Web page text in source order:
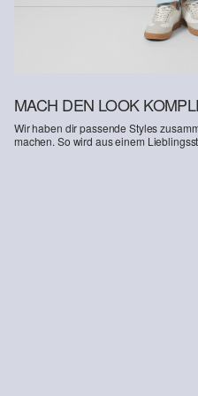
MACH DEN LOOK
Wir haben dir passende Styles
machen. So wird aus einem